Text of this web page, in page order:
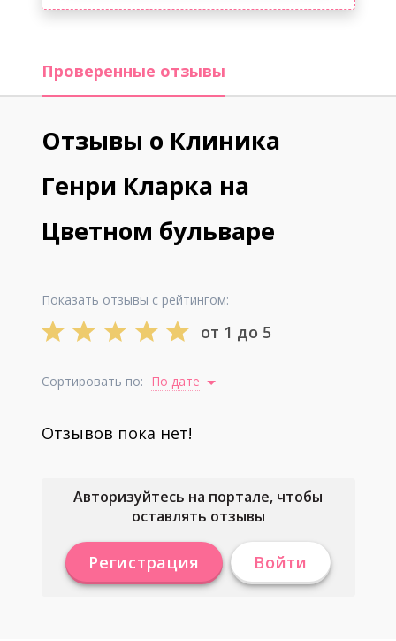
Проверенные отзывы
Отзывы о Клиника
Генри Кларка на
Цветном бульваре
Показать отзывы с рейтингом:
от 1 до 5
Сортировать по: По дате
Отзывов пока нет!
Авторизуйтесь на портале, чтобы
оставлять отзывы
Регистрация Войти